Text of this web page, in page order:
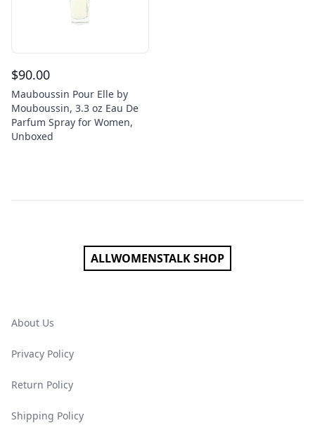
$90.00
Mauboussin Pour Elle by
Mouboussin, 3.3 oz Eau De
Parfum Spray for Women,
Unboxed
ALLWOMENSTALK SHOP
About Us
Privacy Policy
Return Policy
Shipping Policy